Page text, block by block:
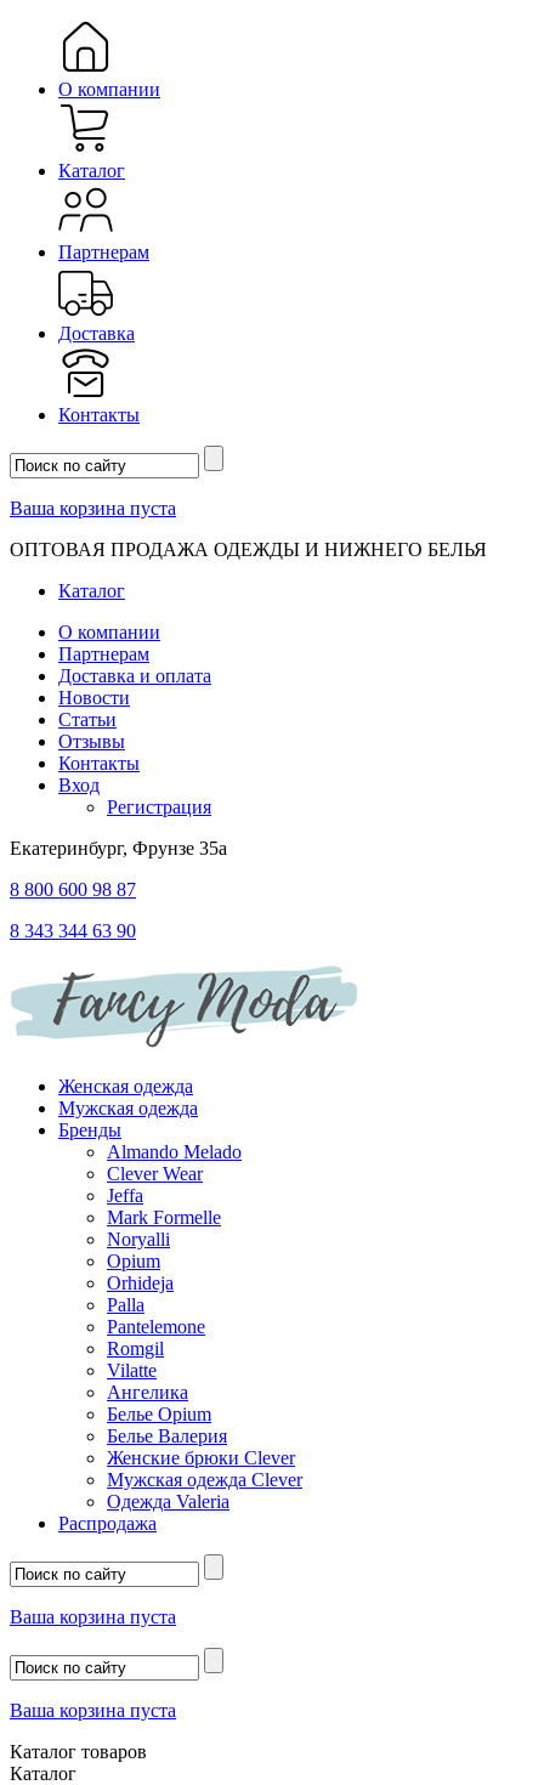
О компании
Каталог
Партнерам
Доставка
Контакты
Ваша корзина пуста
ОПТОВАЯ ПРОДАЖА ОДЕЖДЫ И НИЖНЕГО БЕЛЬЯ
Каталог
О компании
Партнерам
Доставка и оплата
Новости
Статьи
Отзывы
Контакты
Вход
Регистрация
Екатеринбург, Фрунзе 35а
8 800 600 98 87
8 343 344 63 90
Женская одежда
Мужская одежда
Бренды
Almando Melado
Clever Wear
Jeffa
Mark Formelle
Noryalli
Opium
Orhideja
Palla
Pantelemone
Romgil
Vilatte
Ангелика
Белье Opium
Белье Валерия
Женские брюки Clever
Мужская одежда Clever
Одежда Valeria
Распродажа
Ваша корзина пуста
Ваша корзина пуста
Каталог товаров
Каталог